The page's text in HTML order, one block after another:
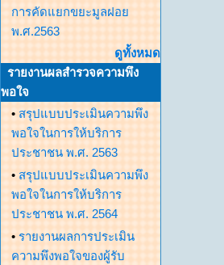
การคัดแยกขยะมูลฝอย
พ.ศ.2563
ดูทั้งหมด
รายงานผลสำรวจความพึง
พอใจ
• สรุปแบบประเมินความพึง
พอใจในการให้บริการ
ประชาชน พ.ศ. 2563
• สรุปแบบประเมินความพึง
พอใจในการให้บริการ
ประชาชน พ.ศ. 2564
• รายงานผลการประเมิน
ความพึงพอใจของผู้รับ